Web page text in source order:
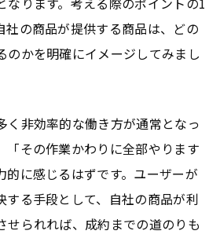
社の商品が提供する商品は、どの
のかを明確にイメージしてみまし
く非効率的な働き方が通常となっ
「その作業かわりに全部やります
的に感じるはずです。ユーザーが
する手段として、自社の商品が利
せられれば、成約までの道のりも